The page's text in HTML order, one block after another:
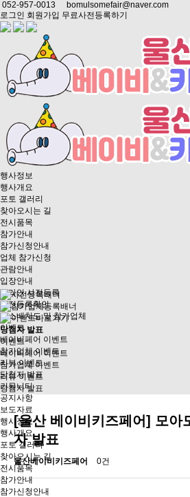
052-957-0013
bomulsomefair@naver.com
로그인 회원가입 무료사전등록하기
행사정보
행사개요
포토 갤러리
찾아오시는 길
전시품목
참가안내
참가신청안내
업체 참가신청
관람안내
입장안내
온라인 사전등록
사전등록확인
부스배치도 및 참가업체
이벤트
베이비페어 이벤트
참가업체 이벤트
리뷰 이벤트
당첨자 발표
커뮤니티
공지사항
보도자료
행사정보
행사개요
포토 갤러리
찾아오시는 길
전시품목
참가안내
참가신청안내
당첨자 발표
이벤트
베이비페어 이벤트
참가업체 이벤트
리뷰 이벤트
당첨자 발표
[울산 베이비키즈페어] 모아
자 발표
울산베이비키즈페어 0건